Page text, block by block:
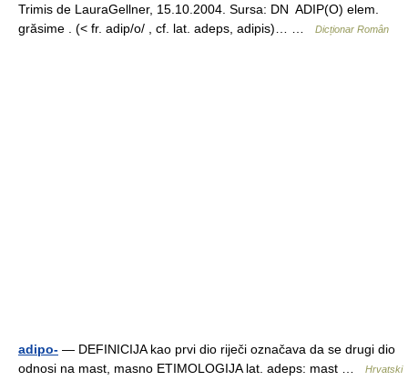
Trimis de LauraGellner, 15.10.2004. Sursa: DN ADIP(O) elem.
grăsime . (< fr. adip/o/ , cf. lat. adeps, adipis)… …
Dicționar Român
adipo- — DEFINICIJA kao prvi dio riječi označava da se drugi dio
odnosi na mast, masno ETIMOLOGIJA lat. adeps: mast …
Hrvatski